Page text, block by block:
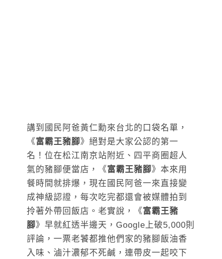
講到國民阿爸黃仁勳來台北的口袋名單，
《富霸王豬腳》絕對是大家公認的第一
名！位在松江南京站附近、四平商圈超人
氣的豬腳便當店，《富霸王豬腳》本來用
餐時間就排爆，現在國民阿爸一來直接變
成神級認證，每次吃完都還會被媒體拍到
拎著外帶回飯店。老實說，《富霸王豬
腳》早就紅透半邊天，Google上破5,000則
評論，一票老饕都推他們家的豬腳飯油香
入味、滷汁濃郁不死鹹，連帶皮一起咬下